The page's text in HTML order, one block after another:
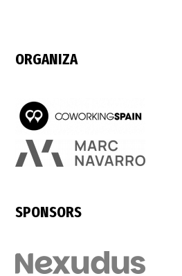
ORGANIZA
SPONSORS